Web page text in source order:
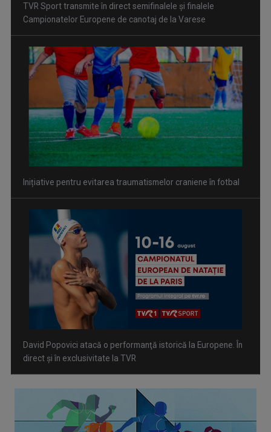
TVR Sport transmite în direct semifinalele și finalele
Campionatelor Europene de canotaj de la Varese
Inițiative pentru evitarea traumatismelor craniene în fotbal
David Popovici atacă o performanţă istorică la Europene. În
direct şi în exclusivitate la TVR